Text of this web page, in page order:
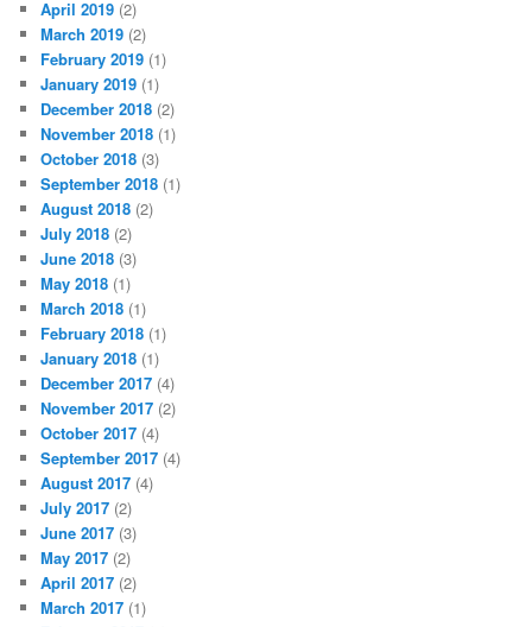
April 2019 (2)
March 2019 (2)
February 2019 (1)
January 2019 (1)
December 2018 (2)
November 2018 (1)
October 2018 (3)
September 2018 (1)
August 2018 (2)
July 2018 (2)
June 2018 (3)
May 2018 (1)
March 2018 (1)
February 2018 (1)
January 2018 (1)
December 2017 (4)
November 2017 (2)
October 2017 (4)
September 2017 (4)
August 2017 (4)
July 2017 (2)
June 2017 (3)
May 2017 (2)
April 2017 (2)
March 2017 (1)